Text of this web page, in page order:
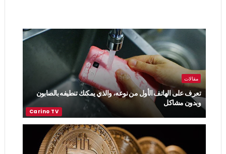
مقالات
تعرف على الهاتف الأول من نوعه، والذي يمكنك تنطيفه بالصابون
وبدون مشاكل